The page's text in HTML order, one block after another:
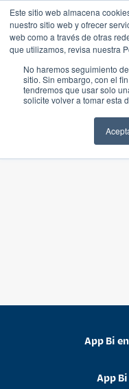
Este sitio web almacena
nuestro sitio web y ofrecer
web como a través de otras
que utilizamos, revisa nuestra
No haremos seguimiento
sitio. Sin embargo, con el
tendremos que usar solo
solicite volver a tomar esta
App Bi
App Bi